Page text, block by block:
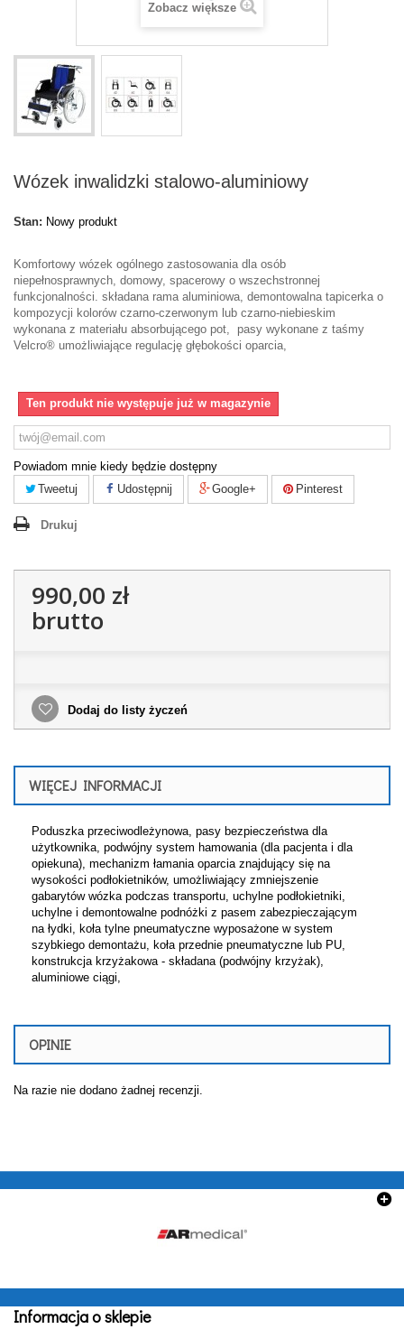
Zobacz większe
Wózek inwalidzki stalowo-aluminiowy
Stan: Nowy produkt
Komfortowy wózek ogólnego zastosowania dla osób
niepełnosprawnych, domowy, spacerowy o wszechstronnej
funkcjonalności. składana rama aluminiowa, demontowalna tapicerka o
kompozycji kolorów czarno-czerwonym lub czarno-niebieskim
wykonana z materiału absorbującego pot, pasy wykonane z taśmy
Velcro® umożliwiające regulację głębokości oparcia,
Ten produkt nie występuje już w magazynie
Powiadom mnie kiedy będzie dostępny
Tweetuj
Udostępnij Google+ Pinterest
Drukuj
990,00 zł
brutto
Dodaj do listy życzeń
WIĘCEJ INFORMACJI
Poduszka przeciwodleżynowa, pasy bezpieczeństwa dla
użytkownika, podwójny system hamowania (dla pacjenta i dla
opiekuna), mechanizm łamania oparcia znajdujący się na
wysokości podłokietników, umożliwiający zmniejszenie
gabarytów wózka podczas transportu, uchylne podłokietniki,
uchylne i demontowalne podnóżki z pasem zabezpieczającym
na łydki, koła tylne pneumatyczne wyposażone w system
szybkiego demontażu, koła przednie pneumatyczne lub PU,
konstrukcja krzyżakowa - składana (podwójny krzyżak),
aluminiowe ciągi,
OPINIE
Na razie nie dodano żadnej recenzji.
Informacja o sklepie